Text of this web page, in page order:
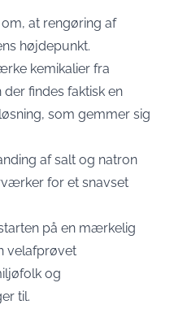
at rengøring af
højdepunkt.
kemikalier fra
findes faktisk en
som gemmer sig
af salt og natron
for et snavset
på en mærkelig
velafprøvet
og
til.